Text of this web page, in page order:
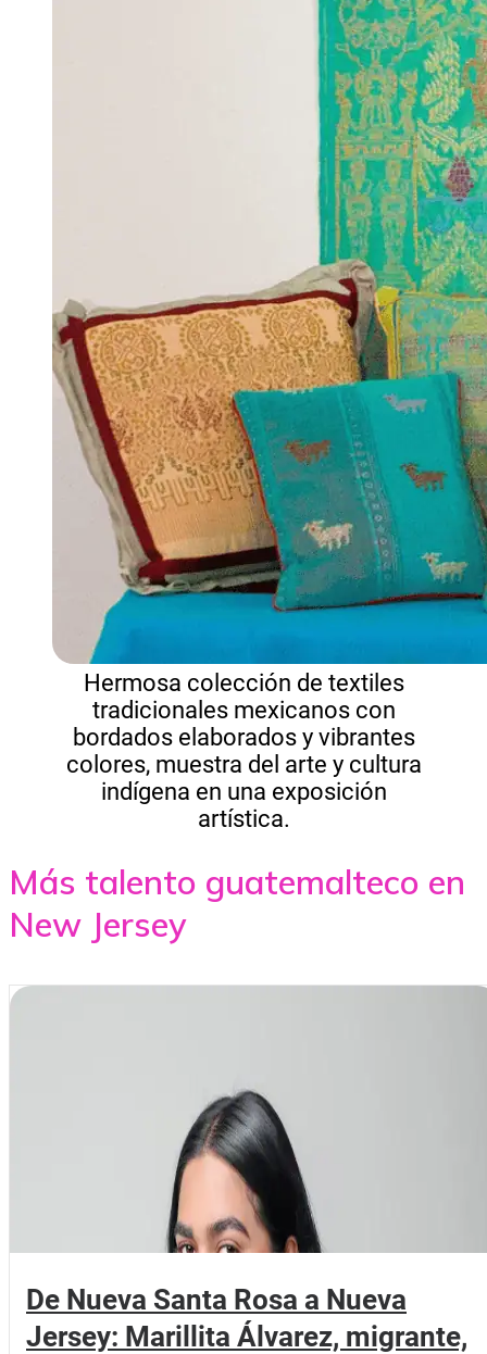
Hermosa colección de textiles
tradicionales mexicanos con
bordados elaborados y vibrantes
colores, muestra del arte y cultura
indígena en una exposición
artística.
Más talento guatemalteco en
New Jersey
De Nueva Santa Rosa a Nueva
Jersey: Marillita Álvarez, migrante,